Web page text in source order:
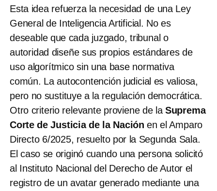
Esta idea refuerza la necesidad de una Ley
General de Inteligencia Artificial. No es
deseable que cada juzgado, tribunal o
autoridad diseñe sus propios estándares de
uso algorítmico sin una base normativa
común. La autocontención judicial es valiosa,
pero no sustituye a la regulación democrática.
Otro criterio relevante proviene de la Suprema
Corte de Justicia de la Nación en el Amparo
Directo 6/2025, resuelto por la Segunda Sala.
El caso se originó cuando una persona solicitó
al Instituto Nacional del Derecho de Autor el
registro de un avatar generado mediante una